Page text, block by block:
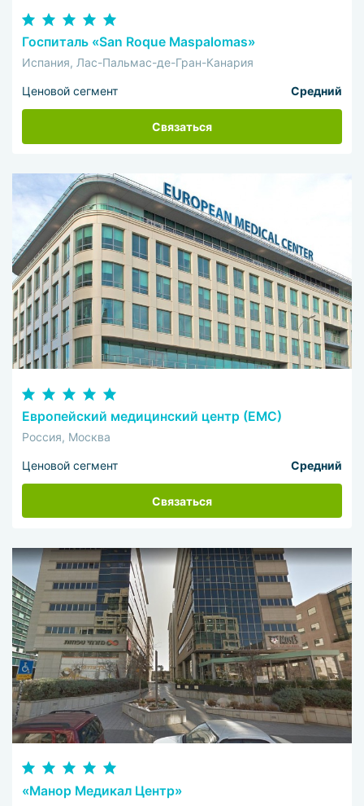
Госпиталь «San Roque Maspalomas»
Испания, Лас-Пальмас-де-Гран-Канария
Ценовой сегмент Средний
Связаться
Европейский медицинский центр (ЕМС)
Россия, Москва
Ценовой сегмент Средний
Связаться
«Манор Медикал Центр»